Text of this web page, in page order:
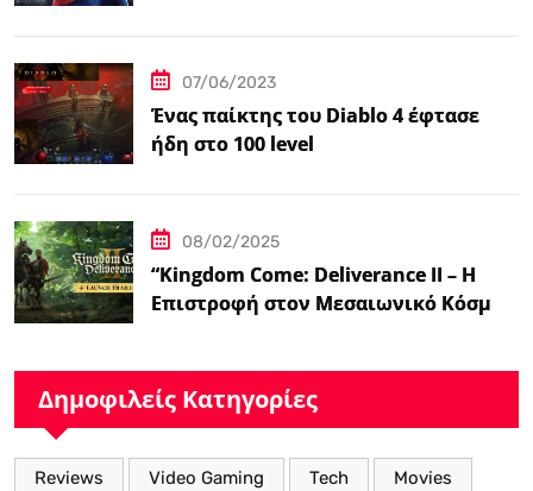
07/06/2023
Ένας παίκτης του Diablo 4 έφτασε
ήδη στο 100 level
08/02/2025
“Kingdom Come: Deliverance II – Η
Επιστροφή στον Μεσαιωνικό Κόσμο
Δημοφιλείς Κατηγορίες
Reviews Video Gaming Tech Movies